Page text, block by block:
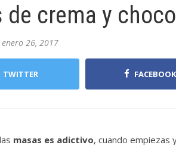
de crema y
enero 26, 2017
TWITTER FACEBOOK
masas es adictivo, cuando empiezas